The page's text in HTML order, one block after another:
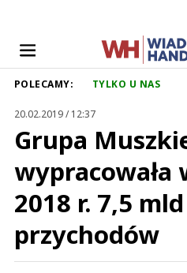
POLECAMY: TYLKO U NAS
20.02.2019 / 12:37
Grupa
wypracowała
2018 r. 7,5 mld
przychodów